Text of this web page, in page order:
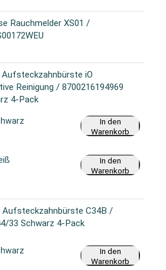
Rauchmelder XS01 /
Aufsteckzahnbürste iO
Reinigung / 8700216194969
4-Pack
In den
Warenkorb
In den
Warenkorb
Aufsteckzahnbürste C34B /
33 Schwarz 4-Pack
In den
Warenkorb